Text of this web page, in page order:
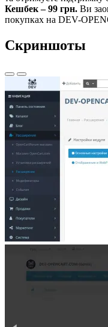
Кешбек – 99 грн. Ви
покупках на DEV-
Скриншоты